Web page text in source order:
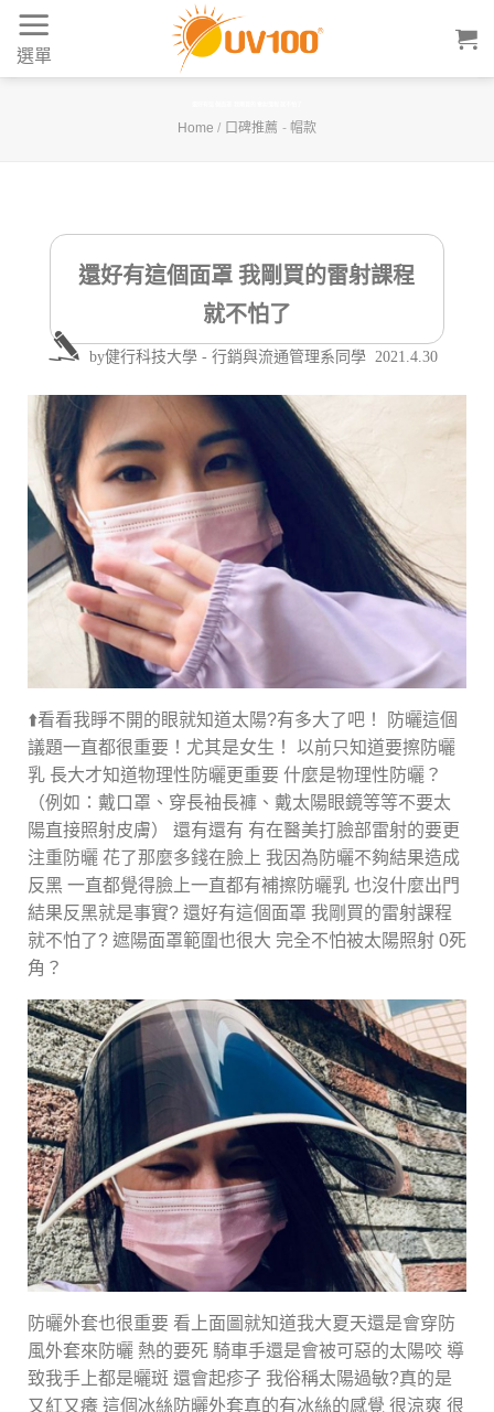
Skip
content
選單
Home / 口碑推薦 - 帽款
還好有這個面罩 我剛買的雷射課程
就不怕了
by健行科技大學 - 行銷與流通管理系同學 2021.4.30
⬆️看看我睜不開的眼就知道太陽?有多大了吧！ 防曬這個
議題一直都很重要！尤其是女生！ 以前只知道要擦防曬
乳 長大才知道物理性防曬更重要 什麼是物理性防曬？
（例如：戴口罩、穿長袖長褲、戴太陽眼鏡等等不要太
陽直接照射皮膚） 還有還有 有在醫美打臉部雷射的要更
注重防曬 花了那麼多錢在臉上 我因為防曬不夠結果造成
反黑 一直都覺得臉上一直都有補擦防曬乳 也沒什麼出門
結果反黑就是事實? 還好有這個面罩 我剛買的雷射課程
就不怕了? 遮陽面罩範圍也很大 完全不怕被太陽照射 0死
角？
防曬外套也很重要 看上面圖就知道我大夏天還是會穿防
風外套來防曬 熱的要死 騎車手還是會被可惡的太陽咬 導
致我手上都是曬斑 還會起疹子 我俗稱太陽過敏?真的是
又紅又癢 這個冰絲防曬外套真的有冰絲的感覺 很涼爽 很